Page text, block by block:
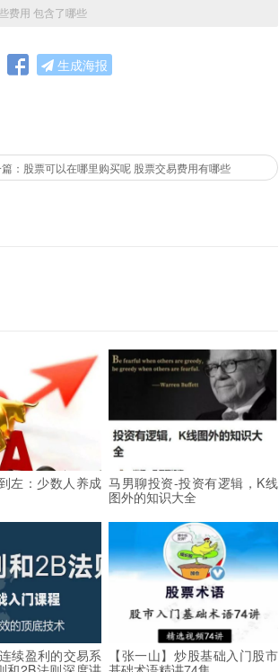
费用 包含了哪些
生成海报
：股票可以在哪里购买呢 股票交易费用有哪些
左：少数人养成 马男聊投资-投资有逻辑，K线
图外的知识大全
续盈利的交易系
【张一山】炒股基础入门股市